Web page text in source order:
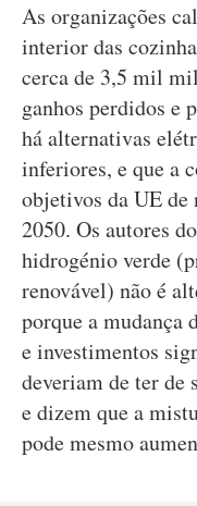
As organizações
interior das
cerca de 3,5 mil
ganhos perdidos e
há alternativas
inferiores, e que a
objetivos da UE
2050. Os autores
hidrogénio verde
renovável) não é
porque a mudança
e investimentos
deveriam de ter de
e dizem que a
pode mesmo